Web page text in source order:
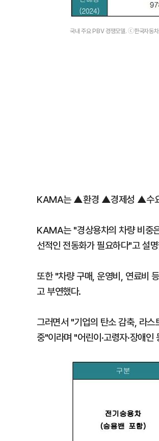
국내 주요 PBV 경쟁모델. ⓒ한국자동
KAMA는 ▲환경 ▲경제성 ▲수요
KAMA는 "경상용차의 차량 비중
선적인 전동화가 필요하다"고 설
또한 "차량 구매, 운영비, 연료비
고 부연했다.
그러면서 "기업의 탄소 감축, 라
중"이라며 "어린이·고령자·장애